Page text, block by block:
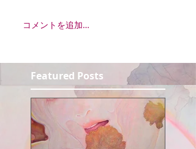
Featured Posts
コメントを追加…